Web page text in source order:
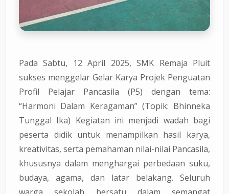
Pada Sabtu, 12 April 2025, SMK Remaja Pluit
sukses menggelar Gelar Karya Projek Penguatan
Profil Pelajar Pancasila (P5) dengan tema:
“Harmoni Dalam Keragaman” (Topik: Bhinneka
Tunggal Ika) Kegiatan ini menjadi wadah bagi
peserta didik untuk menampilkan hasil karya,
kreativitas, serta pemahaman nilai-nilai Pancasila,
khususnya dalam menghargai perbedaan suku,
budaya, agama, dan latar belakang. Seluruh